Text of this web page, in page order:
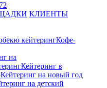
КЛИЕНТЫ
кейтерингКофе-
на
Кейтеринг в
Кейтеринг на новый год
на детский